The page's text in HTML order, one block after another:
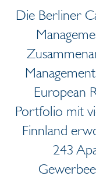
Die Berliner
European
Portfolio mit
Finnland
243